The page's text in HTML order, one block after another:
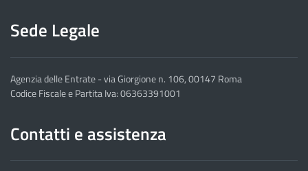
Sede Legale
Agenzia delle Entrate - via Giorgione n. 106, 00147 Roma
Codice Fiscale e Partita Iva: 06363391001
Contatti e assistenza